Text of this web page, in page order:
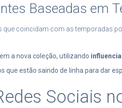
Baseadas em
coincidam com as temporadas
a nova coleção, utilizando
que estão saindo de linha para dar
Sociais